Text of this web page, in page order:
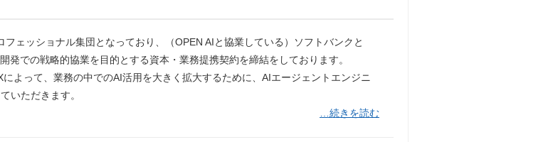
フェッショナル集団となっており、（OPEN AIと協業している）ソフトバンクと
発での戦略的協業を目的とする資本・業務提携契約を締結をしております。
によって、業務の中でのAI活用を大きく拡大するために、AIエージェントエンジニ
いただきます。
…続きを読む